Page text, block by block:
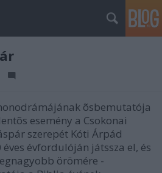
õsbemutatója
esemény a Csokonai
szerepét Kóti Árpád
évfordulóján játssza el, és
örömére -